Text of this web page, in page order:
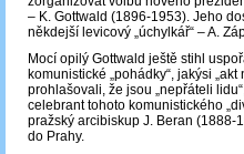
– K. Gottwald (1896-1953). Jeho
někdejší levicový „úchylkář“ – A.
Mocí opilý Gottwald ještě stihl
komunistické „pohádky“, jakýsi
prohlašovali, že jsou „nepřáteli
celebrant tohoto komunistického
pražský arcibiskup J. Beran (1888-
do Prahy.